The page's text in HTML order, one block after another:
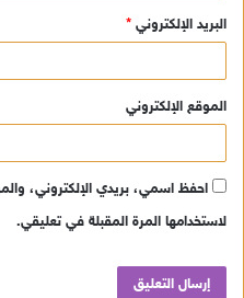
البريد الإلكتروني *
الموقع الإلكتروني
احفظ اسمي، بريدي الإلكتروني،
لاستخدامها المرة المقبلة في تعليقي.